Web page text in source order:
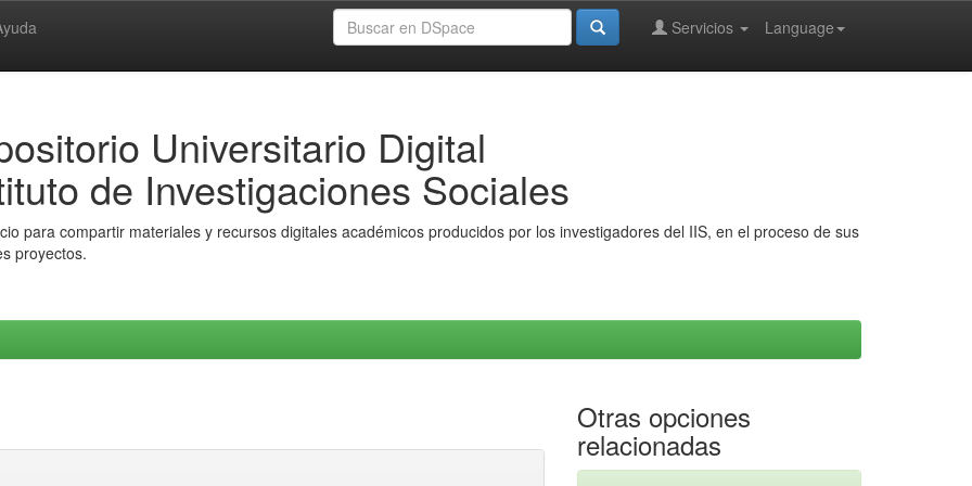
Language
Servicios
Universitario Digital
de Investigaciones Sociales
para compartir materiales y recursos digitales académicos producidos por los investigadores del IIS, en el proceso de sus
proyectos.
Otras opciones
relacionadas